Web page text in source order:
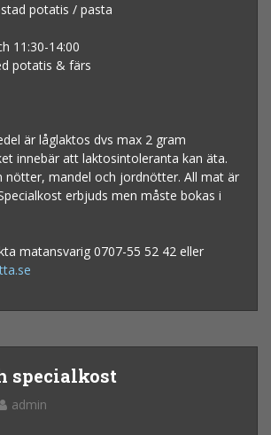
potatis / pasta
11:30-14:00
potatis & färs
är låglaktos dvs max 2 gram
innebär att laktosintoleranta kan äta.
nötter, mandel och jordnötter. All mat är
erbjuds men måste bokas i
matansvarig 0707-55 52 42 eller
specialkost
admin